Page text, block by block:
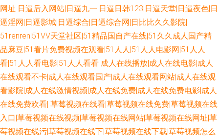
欧洲精品久久 后入黑丝少妇 日韩高清亚洲天堂 日本另类性交 欧美激情18 欧
美女同69 草莓视频18 久久肏屄影院 九九国产精品 国内自拍AV 久久激五视
频网站 三级网址色天堂 久草手机在线 色资源网 91白丝网站 韩国AV五码高清
观看黄色电影 俺去也综合色图 精品人妻二区三区 亚洲AV午夜剧场 欧美操B
视频 欧美日韩日本网 AV操老逼 亚洲乱乱少妇后入 成人片在线视频 熟妇tv操
网址 日逼后入网站|日逼九一|日逼日韩123|日逼天堂|日逼夜色|日
逼淫网|日逼影城|日逼综合|日逼综合网|日比比久久影院|
51renren|51VV天堂社区|51精品国自产在线|51久久成人国产精
品麻豆|51看片免费视频在观看|51人人|51人人电影网|51人人
看|51人人看电影|51人人看看 成人在线播放|成人在线电影|成人
在线观看不卡|成人在线观看国产|成人在线观看网站|成人在线观
看影院|成人在线激情视频|成人在线免费|成人在线免费电影|成人
在线免费欢看| 草莓视频在线看|草莓视频在线免费|草莓视频在线
入口|草莓视频在线视频|草莓视频在线网站|草莓视频在线网址|草
莓视频在线污|草莓视频在线下|草莓视频在线下载|草莓视频怎么